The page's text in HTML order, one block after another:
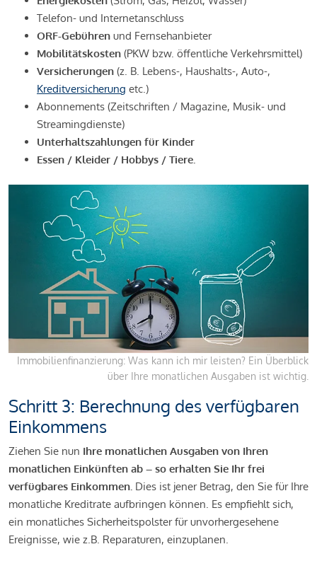
Telefon- und Internetanschluss
ORF-Gebühren und Fernsehanbieter
Mobilitätskosten (PKW bzw. öffentliche Verkehrsmittel)
Versicherungen (z. B. Lebens-, Haushalts-, Auto-,
Kreditversicherung etc.)
Abonnements (Zeitschriften / Magazine, Musik- und
Streamingdienste)
Unterhaltszahlungen für Kinder
Essen / Kleider / Hobbys / Tiere.
Immobilienfinanzierung: Was kann ich mir leisten? Ein Überblick
über Ihre monatlichen Ausgaben ist wichtig.
Schritt 3: Berechnung des verfügbaren
Einkommens
Ziehen Sie nun Ihre monatlichen Ausgaben von Ihren
monatlichen Einkünften ab – so erhalten Sie Ihr frei
verfügbares Einkommen. Dies ist jener Betrag, den Sie für Ihre
monatliche Kreditrate aufbringen können. Es empfiehlt sich,
ein monatliches Sicherheitspolster für unvorhergesehene
Ereignisse, wie z.B. Reparaturen, einzuplanen.